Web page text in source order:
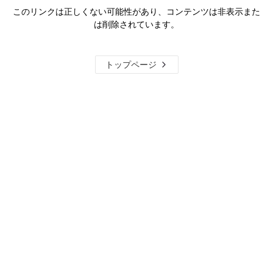
このリンクは正しくない可能性があり、コンテンツは非表示また
は削除されています。
トップページ